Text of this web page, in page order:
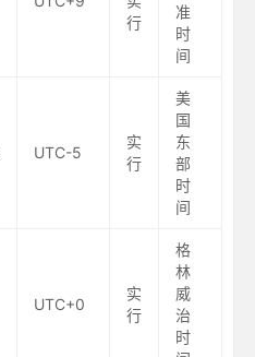
行
准
时
间
UTC-5
实
行
美
国
东
部
时
间
UTC+0
实
行
格
林
威
治
时